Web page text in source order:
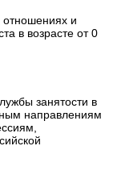
и
в возрасте от 0
занятости в
направлениям